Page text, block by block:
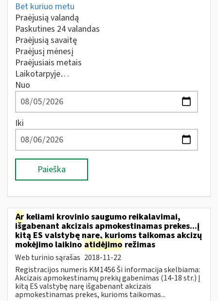
Bet kuriuo metu
Praėjusią valandą
Paskutines 24 valandas
Praėjusią savaitę
Praėjusį mėnesį
Praėjusiais metais
Laikotarpyje…
Nuo
Iki
Paieška
Ar keliami krovinio saugumo reikalavimai,
išgabenant akcizais apmokestinamas prekes...į
kitą ES valstybę narę, kurioms taikomas akcizų
mokėjimo laikino atidėjimo režimas
Web turinio sąrašas 2018-11-22
Registracijos numeris KM1456 Ši informacija skelbiama:
Akcizais apmokestinamų prekių gabenimas (14-18 str.) Į
kitą ES valstybę narę išgabenant akcizais
apmokestinamas prekes, kurioms taikomas...